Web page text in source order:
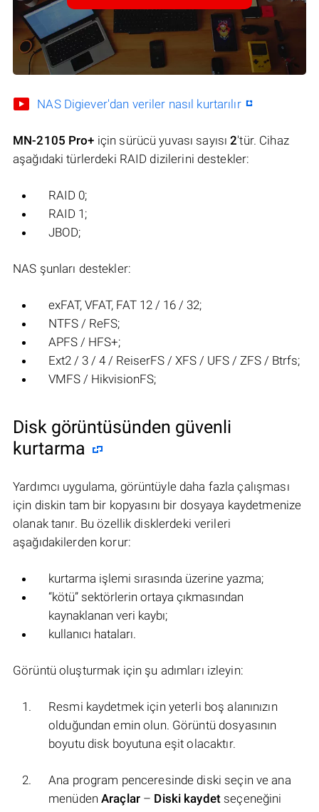
NAS Digiever'dan veriler nasıl kurtarılır
MN-2105 Pro+ için sürücü yuvası sayısı2'tür. Cihaz
aşağıdaki türlerdeki RAID dizilerini destekler:
RAID 0;
RAID 1;
JBOD;
NAS şunları destekler:
exFAT, VFAT, FAT 12 / 16 / 32;
NTFS / ReFS;
APFS / HFS+;
Ext2 / 3 / 4 / ReiserFS / XFS / UFS / ZFS / Btrfs;
VMFS / HikvisionFS;
Disk görüntüsünden güvenli
kurtarma
Yardımcı uygulama, görüntüyle daha fazla çalışması
için diskin tam bir kopyasını bir dosyaya kaydetmenize
olanak tanır. Bu özellik disklerdeki verileri
aşağıdakilerden korur:
kurtarma işlemi sırasında üzerine yazma;
“kötü” sektörlerin ortaya çıkmasından
kaynaklanan veri kaybı;
kullanıcı hataları.
Görüntü oluşturmak için şu adımları izleyin:
Resmi kaydetmek için yeterli boş alanınızın
olduğundan emin olun. Görüntü dosyasının
boyutu disk boyutuna eşit olacaktır.
Ana program penceresinde diski seçin ve ana
menüdenAraçlar – Diski kaydet seçeneğini